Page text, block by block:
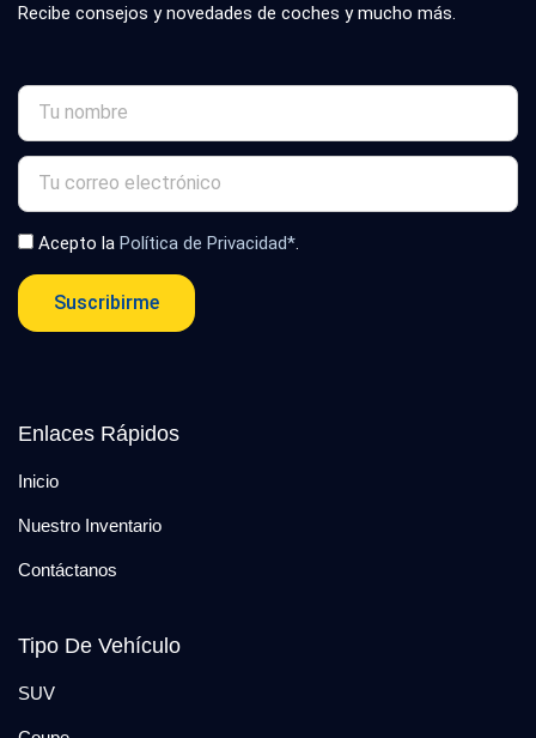
Recibe consejos y novedades de coches y mucho más.
Acepto la Política de Privacidad*
Suscribirme
Enlaces Rápidos
Inicio
Nuestro Inventario
Contáctanos
Tipo De Vehículo
SUV